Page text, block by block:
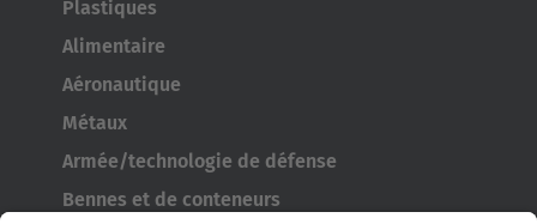
Plastiques
Alimentaire
Aéronautique
Métaux
Armée/technologie de défense
Bennes et de conteneurs